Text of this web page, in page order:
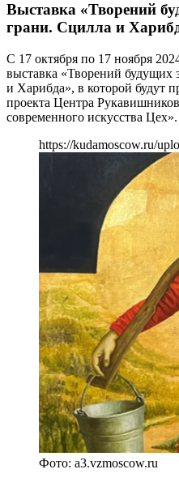
Выставка «Творений
грани. Сцилла и
С 17 октября по 17 ноября
выставка «Творений будущих
и Харибда», в которой будут
проекта Центра
современного искусства Цех».
https://kudamoscow.ru/
Фото: a3.vzmoscow.ru